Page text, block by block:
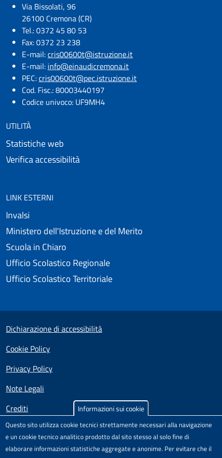
Informazioni sui cookie
Questo sito utilizza cookie tecnici strettamente necessari alla navigazione
e un cookie tecnico analitico prodotto dal sito stesso al solo fine di
elaborare informazioni statistiche aggregate e anonime. Per evitare che il
Via Bissolati, 96
26100 Cremona (CR)
Tel.: 0372 45 80 53
Fax: 0372 23 238
E-mail:cris00600t@istruzione.it
E-mail:​ info@einaudicremona.it
PEC:cris00600t@pec.istruzione.it
Cod. Fisc.: 80003440197
Codice univoco: UF9MH4
UTILITÀ
Statistiche web
Verifica accessibilità
LINK ESTERNI
Invalsi
Ministero dell'Istruzione e del Merito
Scuola in Chiaro
Ufficio Scolastico Regionale
Ufficio Scolastico Territoriale
Small prints
Dichiarazione di accessibilità
Cookie Policy
Privacy Policy
Note Legali
Crediti
TestSito realizzato e distribuito daPorte Aperte sul Web
Comunità di pratica per l'accessibilità dei siti scolastici,